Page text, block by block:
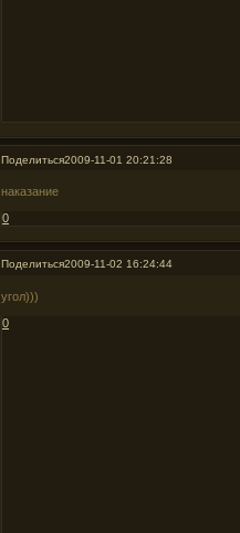
Поделиться2009-11-01 20:21:28
наказание
0
Поделиться2009-11-02 16:24:44
угол)))
0